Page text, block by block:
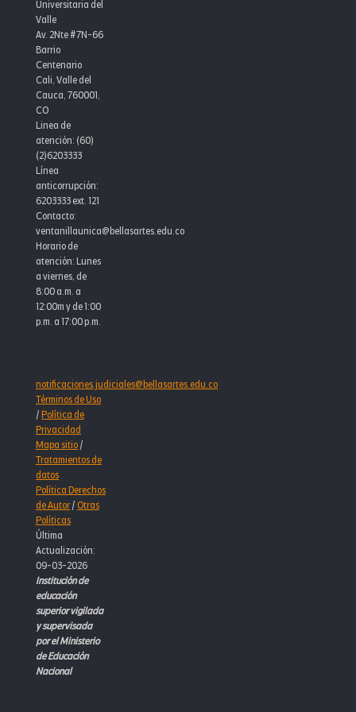
Universitaria del
Valle
Av. 2Nte #7N-66
Barrio
Centenario
Cali, Valle del
Cauca, 760001,
CO
Linea de
atención: (60)
(2)6203333
Línea
anticorrupción:
6203333 ext. 121
Contacto:
ventanillaunica@bellasartes.edu.co
Horario de
atención: Lunes
a viernes, de
8:00 a.m. a
12:00m y de 1:00
p.m. a 17:00 p.m.
notificaciones.judiciales@bellasartes.edu.co
Términos de Uso
/Política de
Privacidad
Mapa sitio/
Tratamientos de
datos
Política Derechos
de Autor/Otras
Políticas
Última
Actualización:
09-03-2026
Institución de
educación
superior vigilada
y supervisada
por el Ministerio
de Educación
Nacional